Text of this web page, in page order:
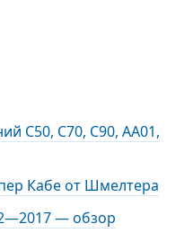
C50, C70, C90, AA01,
Кабе от Шмелтера
— обзор